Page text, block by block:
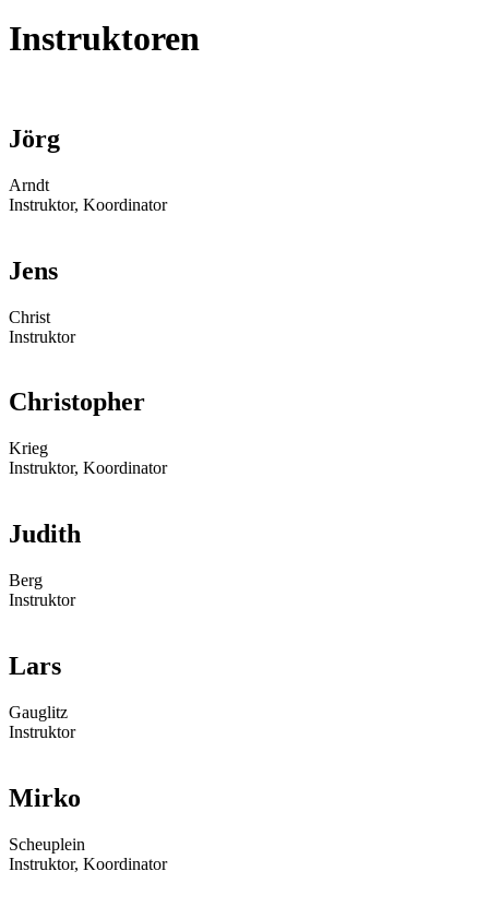
Instruktoren
Jörg
Arndt
Instruktor, Koordinator
Jens
Christ
Instruktor
Christopher
Krieg
Instruktor, Koordinator
Judith
Berg
Instruktor
Lars
Gauglitz
Instruktor
Mirko
Scheuplein
Instruktor, Koordinator